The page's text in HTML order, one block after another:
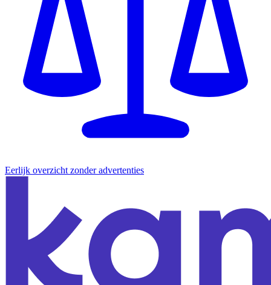
Eerlijk overzicht zonder advertenties